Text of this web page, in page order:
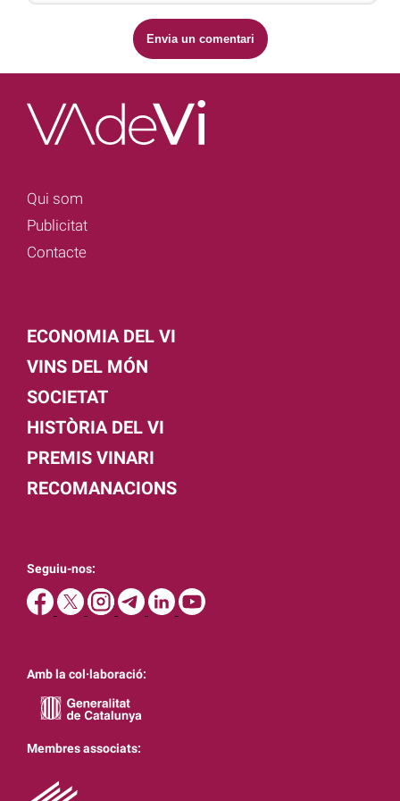
Qui som
Publicitat
Contacte
ECONOMIA DEL VI
VINS DEL MÓN
SOCIETAT
HISTÒRIA DEL VI
PREMIS VINARI
RECOMANACIONS
Seguiu-nos:
Amb la col·laboració:
Membres associats: